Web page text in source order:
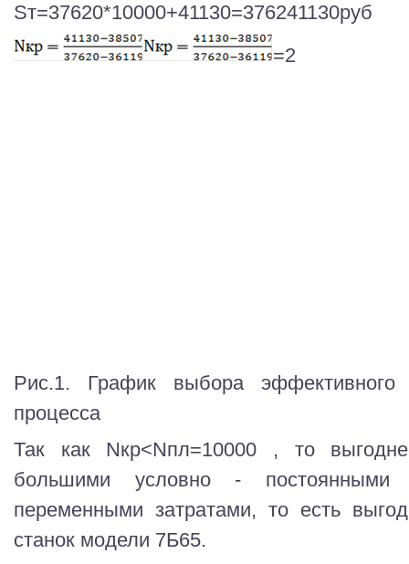
Sт=37620*10000+41130=376241130руб
=2
Рис.1. График выбора эффективного
процесса
Так как Nкр<Nпл=10000 , то
большими условно -
переменными затратами, то есть
станок модели 7Б65.